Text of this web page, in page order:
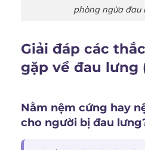
phòng ngừa đau
Giải đáp các
gặp về đau lưng
Nằm nệm cứng hay
cho người bị đau